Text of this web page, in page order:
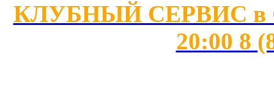
КЛУБНЫЙ СЕРВИС в
20:00 8